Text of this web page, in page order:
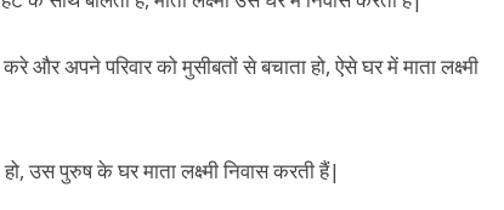
और अपने परिवार को मुसीबतों से बचाता हो, ऐसे घर में माता लक्ष्मी
उस पुरुष के घर माता लक्ष्मी निवास करती हैं|